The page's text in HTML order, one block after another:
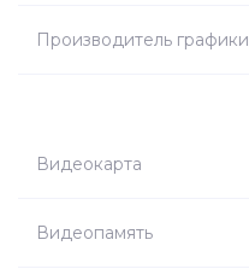
Производитель графики
Видеокарта
Видеопамять